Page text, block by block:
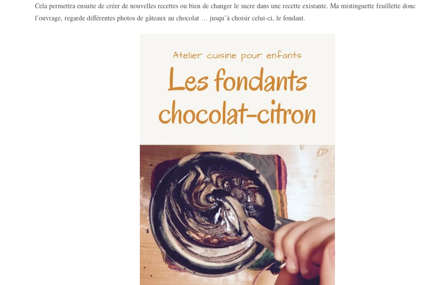
Cela permettra ensuite de créer de nouvelles recettes ou bien de changer le sucre dans une recette existante. Ma mistinguette feuillette donc
l’ouvrage, regarde différentes photos de gâteaux au chocolat … jusqu’à choisir celui-ci, le fondant.